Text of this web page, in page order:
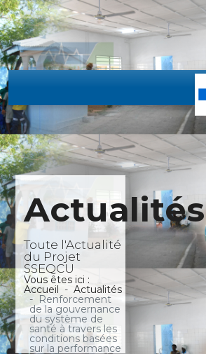
Actualités
Toute l'Actualité
du Projet
SSEQCU
Vous êtes ici :
Accueil Actualités
Renforcement
de la gouvernance
du système de
santé à travers les
conditions basées
sur la performance